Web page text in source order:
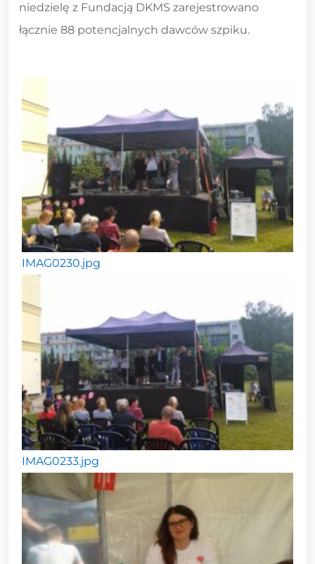
niedzielę z Fundacją DKMS zarejestrowano
łącznie 88 potencjalnych dawców szpiku.
IMAG0230.jpg
IMAG0233.jpg